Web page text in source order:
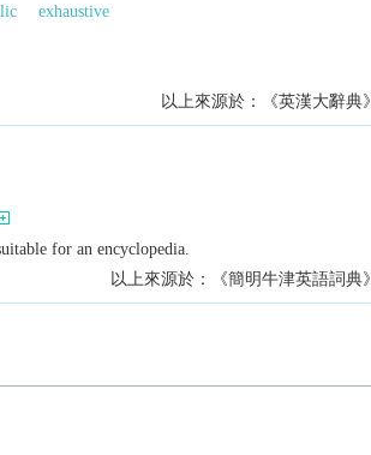
exhaustive
以上來源於：《英漢大辭典》
for an encyclopedia.
以上來源於：《簡明牛津英語詞典》